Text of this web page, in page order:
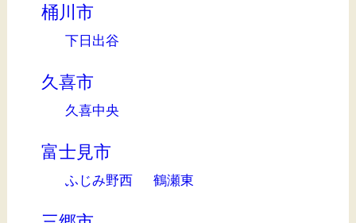
桶川市
下日出谷
久喜市
久喜中央
富士見市
ふじみ野西 鶴瀬東